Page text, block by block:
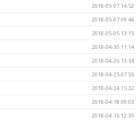
2018-05-07 14:52
2018-05-07 09:46
2018-05-05 13:15
2018-04-30 11:14
2018-04-26 13:54
2018-04-25 07:55
2018-04-24 15:32
2018-04-18 09:03
2018-04-16 12:30